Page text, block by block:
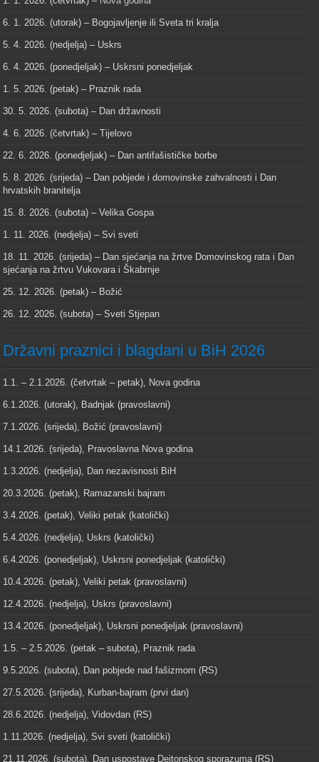
6. 1. 2026. (utorak) – Bogojavljenje ili Sveta tri kralja
5. 4. 2026. (nedjelja) – Uskrs
6. 4. 2026. (ponedjeljak) – Uskrsni ponedjeljak
1. 5. 2026. (petak) – Praznik rada
30. 5. 2026. (subota) – Dan državnosti
4. 6. 2026. (četvrtak) – Tijelovo
22. 6. 2026. (ponedjeljak) – Dan antifašističke borbe
5. 8. 2026. (srijeda) – Dan pobjede i domovinske zahvalnosti i Dan
hrvatskih branitelja
15. 8. 2026. (subota) – Velika Gospa
1. 11. 2026. (nedjelja) – Svi sveti
18. 11. 2026. (srijeda) – Dan sjećanja na žrtve Domovinskog rata i Dan
sjećanja na žrtvu Vukovara i Škabrnje
25. 12. 2026. (petak) – Božić
26. 12. 2026. (subota) – Sveti Stjepan
Državni praznici i blagdani u BiH 2026
1.1. – 2.1.2026. (četvrtak – petak), Nova godina
6.1.2026. (utorak), Badnjak (pravoslavni)
7.1.2026. (srijeda), Božić (pravoslavni)
14.1.2026. (srijeda), Pravoslavna Nova godina
1.3.2026. (nedjelja), Dan nezavisnosti BiH
20.3.2026. (petak), Ramazanski bajram
3.4.2026. (petak), Veliki petak (katolički)
5.4.2026. (nedjelja), Uskrs (katolički)
6.4.2026. (ponedjeljak), Uskrsni ponedjeljak (katolički)
10.4.2026. (petak), Veliki petak (pravoslavni)
12.4.2026. (nedjelja), Uskrs (pravoslavni)
13.4.2026. (ponedjeljak), Uskrsni ponedjeljak (pravoslavni)
1.5. – 2.5.2026. (petak – subota), Praznik rada
9.5.2026. (subota), Dan pobjede nad fašizmom (RS)
27.5.2026. (srijeda), Kurban-bajram (prvi dan)
28.6.2026. (nedjelja), Vidovdan (RS)
1.11.2026. (nedjelja), Svi sveti (katolički)
21.11.2026. (subota), Dan uspostave Dejtonskog sporazuma (RS)